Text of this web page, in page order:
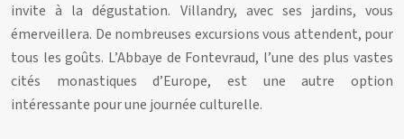
invite à la dégustation. Villandry, avec ses jardins, vous
émerveillera. De nombreuses excursions vous attendent, pour
tous les goûts. L’Abbaye de Fontevraud, l’une des plus vastes
cités monastiques d’Europe, est une autre option
intéressante pour une journée culturelle.